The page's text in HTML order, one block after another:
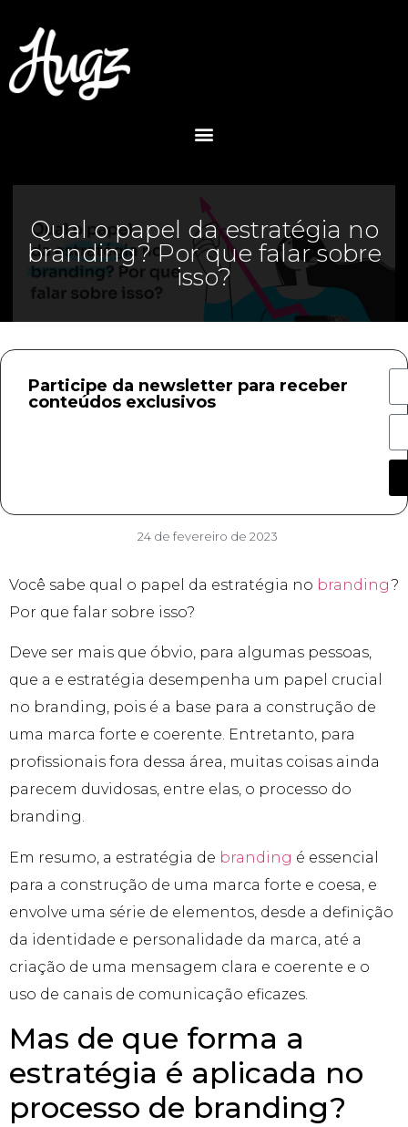
Qual o papel da estratégia no
branding? Por que falar sobre
isso?
Participe da newsletter para receber
conteúdos exclusivos
24 de fevereiro de 2023
Você sabe qual o papel da estratégia no branding?
Por que falar sobre isso?
Deve ser mais que óbvio, para algumas pessoas,
que a e estratégia desempenha um papel crucial
no branding, pois é a base para a construção de
uma marca forte e coerente. Entretanto, para
profissionais fora dessa área, muitas coisas ainda
parecem duvidosas, entre elas, o processo do
branding.
Em resumo, a estratégia de branding é essencial
para a construção de uma marca forte e coesa, e
envolve uma série de elementos, desde a definição
da identidade e personalidade da marca, até a
criação de uma mensagem clara e coerente e o
uso de canais de comunicação eficazes.
Mas de que forma a
estratégia é aplicada no
processo de branding?